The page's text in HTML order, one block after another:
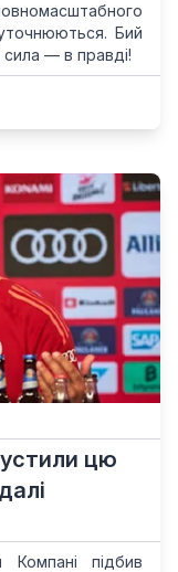
Бий
— в правді!
цю
Компані підбив